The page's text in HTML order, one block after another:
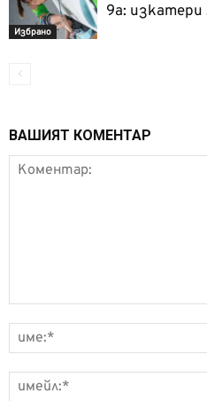
Избрано
9a: изкатери
ВАШИЯТ КОМЕНТАР